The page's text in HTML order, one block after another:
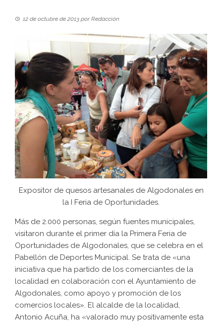
12 de octubre de 2013 porRedacción
Expositor de quesos artesanales de Algodonales en
la I Feria de Oportunidades.
Más de 2.000 personas, según fuentes municipales,
visitaron durante el primer día la Primera Feria de
Oportunidades de Algodonales, que se celebra en el
Pabellón de Deportes Municipal. Se trata de «una
iniciativa que ha partido de los comerciantes de la
localidad en colaboración con el Ayuntamiento de
Algodonales, como apoyo y promoción de los
comercios locales». El alcalde de la localidad,
Antonio Acuña, ha «valorado muy positivamente esta